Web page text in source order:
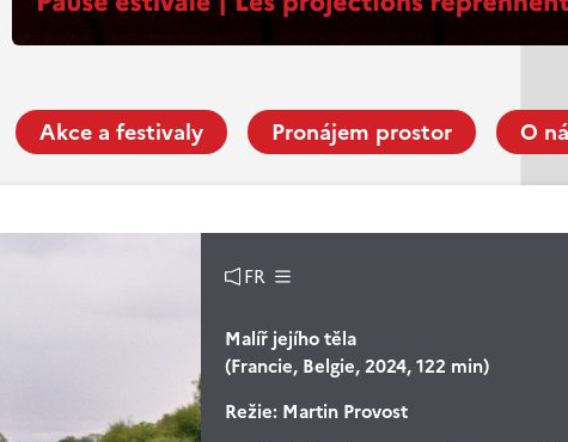
Akce a festivaly Pronájem prostor O
FR
Malíř jejího těla
(Francie, Belgie, 2024, 122 min)
Režie:Martin Provost